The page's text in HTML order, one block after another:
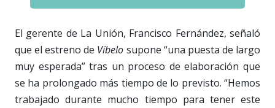
El gerente de La Unión, Francisco Fernández, señaló
que el estreno de Víbelo supone “una puesta de largo
muy esperada” tras un proceso de elaboración que
se ha prolongado más tiempo de lo previsto. “Hemos
trabajado durante mucho tiempo para tener este